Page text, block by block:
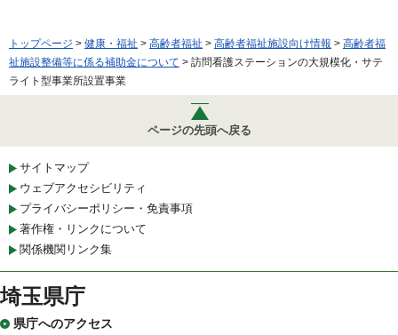
トップページ > 健康・福祉 > 高齢者福祉 > 高齢者福祉施設向け情報 > 高齢者福
祉施設整備等に係る補助金について > 訪問看護ステーションの大規模化・サテ
ライト型事業所設置事業
ページの先頭へ戻る
サイトマップ
ウェブアクセシビリティ
プライバシーポリシー・免責事項
著作権・リンクについて
関係機関リンク集
埼玉県庁
県庁へのアクセス